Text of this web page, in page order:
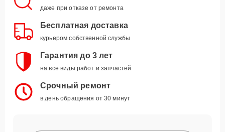
даже при отказе от ремонта
Бесплатная доставка
курьером собственной службы
Гарантия до 3 лет
на все виды работ и запчастей
Срочный ремонт
в день обращения от 30 минут